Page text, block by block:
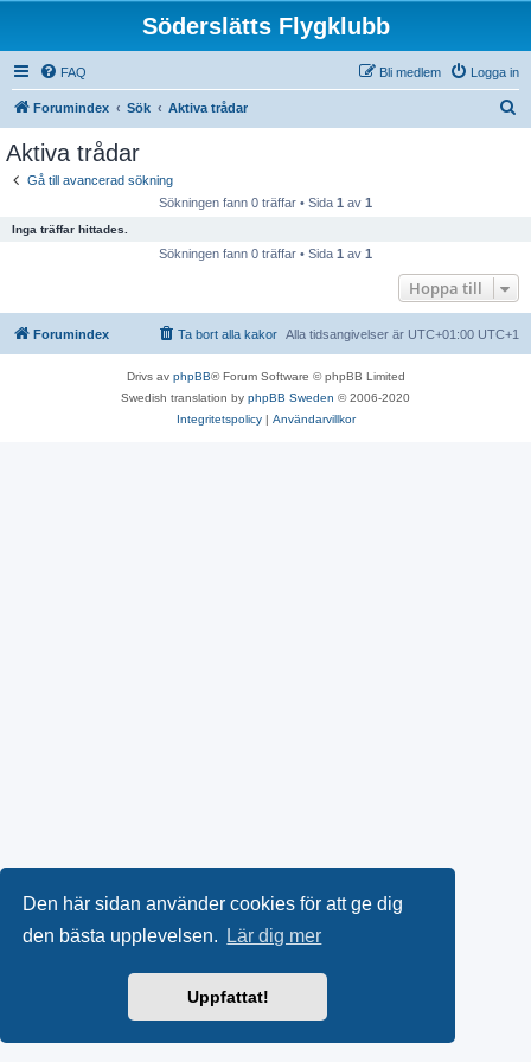
Den här sidan använder cookies för att ge dig
den bästa upplevelsen.
Lär dig mer
Uppfattat!
Söderslätts Flygklubb
FAQ Logga in
Bli medlem
Forumindex Sök Aktiva trådar
Aktiva trådar
Gå till avancerad sökning
Sökningen fann 0 träffar • Sida 1 av 1
Inga träffar hittades.
Sökningen fann 0 träffar • Sida 1 av 1
Hoppa till
Forumindex Alla tidsangivelser är UTC+01:00 UTC+1
Ta bort alla kakor
Drivs av phpBB® Forum Software © phpBB Limited
Swedish translation by phpBB Sweden © 2006-2020
Integritetspolicy| Användarvillkor